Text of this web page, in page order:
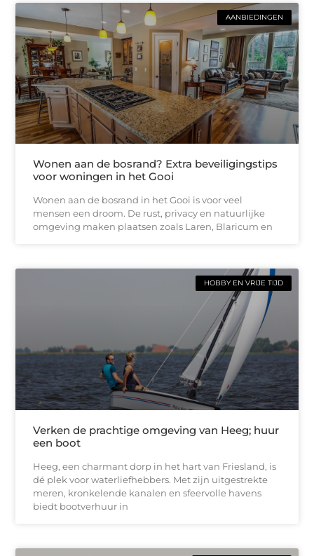
AANBIEDINGEN
Wonen aan de bosrand? Extra beveiligingstips
voor woningen in het Gooi
Wonen aan de bosrand in het Gooi is voor veel
mensen een droom. De rust, privacy en natuurlijke
omgeving maken plaatsen zoals Laren, Blaricum en
HOBBY EN VRIJE TIJD
Verken de prachtige omgeving van Heeg; huur
een boot
Heeg, een charmant dorp in het hart van Friesland, is
dé plek voor waterliefhebbers. Met zijn uitgestrekte
meren, kronkelende kanalen en sfeervolle havens
biedt bootverhuur in